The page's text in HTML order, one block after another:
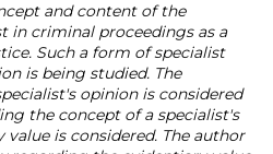
and content of the
in criminal proceedings as a
Such a form of specialist
is being studied. The
opinion is considered
the concept of a specialist's
is considered. The author